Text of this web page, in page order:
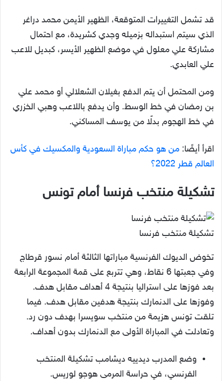
قد تشمل التغييرات المتوقعة، الظهير الأيمن محمد دراغر
الذي سيتم استبداله بزميله وجدي كشريدة، مع احتمال
مشاركة علي معلول في موضع الظهير الأيسر، كبديل للاعب
علي العابدي.
ومن المحتمل أن يتم الدفع بغيلان الشعلالي أو محمد علي
بن رمضان في خط الوسط. وأن يدفع باللاعب وهبي الخزري
في خط الهجوم بدلًا من يوسف المساكني.
اقرأ أيضًا: من هو حكم مباراة السعودية والمكسيك في كأس
العالم قطر 2022؟
تشكيلة منتخب فرنسا أمام تونس
تشكيلة منتخب فرنسا
تخوض الديوك الفرنسية مباراتها الثالثة أمام نسور قرطاج
وفي جعبتها 6 نقاط، وهي تتربع على قمة المجموعة الرابعة
بعد فوزها على استراليا بنتيجة 4 أهداف مقابل هدف.
وفوزها على الدنمارك بنتيجة هدفين مقابل هدف. فيما
تلقت تونس هزيمة من منتخب سويسرا بهدف دون رد.
وتعادلت في المباراة الأولى مع الدنمارك بدون أهداف.
وضع المدرب ديدييه ديشامب تشكيلة المنتخب
الفرنسي، في حراسة المرمى هوجو لوريس.